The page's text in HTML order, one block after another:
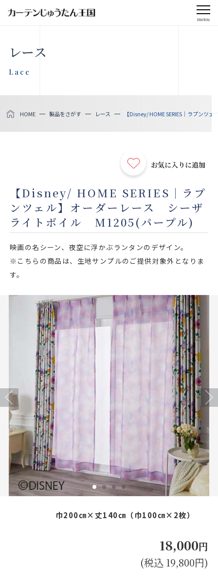
menu
お知らせ
製品をさがす
店舗をさがす
私たちのこだわり
お役立ち情報
お問い合わせ
お気に入りリスト
お見積り来店予約はこちら
法人のお客様へ
レース
Lace
HOME 製品をさがす レース 【Disney/ HOME SERIES｜ラプン
お気に入りに追加
【Disney/ HOME SERIES｜ラプ
ンツェル】オーダーレース シーザ
ライトボイル M1205(パープル)
映画の名シーン、夜空に浮かぶランタンのデザイン。
※こちらの商品は、生地サンプルのご提供対象外となりま
す。
Previous Next
巾200㎝×丈140㎝（巾100㎝×2枚）
18,000円
(税込 19,800円)